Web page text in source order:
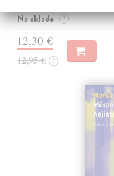
Na sklade ?
12,30 €
12,95 € ?